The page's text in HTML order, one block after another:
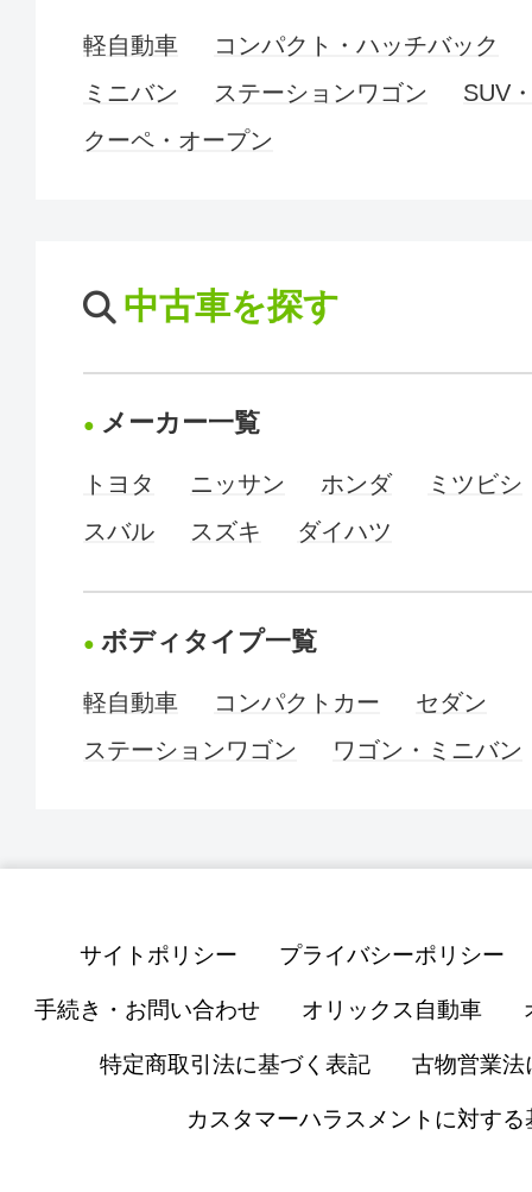
軽自動車
コンパクト・ハッチバック
ミニバン
ステーションワゴン
SUV
クーペ・オープン
中古車を探す
メーカー一覧
トヨタ ニッサン ホンダ
ミツビシ
スバル
スズキ ダイハツ
ボディタイプ一覧
軽自動車 コンパクトカー
セダン
ステーションワゴン
ワゴン・ミニバン
サイトポリシー プライバシーポリシー
手続き・お問い合わせ オリックス自動車
特定商取引法に基づく表記 古物営業法
カスタマーハラスメントに対する